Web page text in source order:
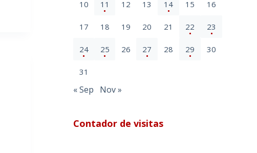
10 11 12 13 14 15 16
17 18 19 20 21 22 23
24 25 26 27 28 29 30
31
« Sep Nov »
Contador de visitas